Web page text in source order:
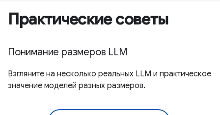
Практические советы
Понимание размеров LLM
Взгляните на несколько реальных LLM и практическое
значение моделей разных размеров.